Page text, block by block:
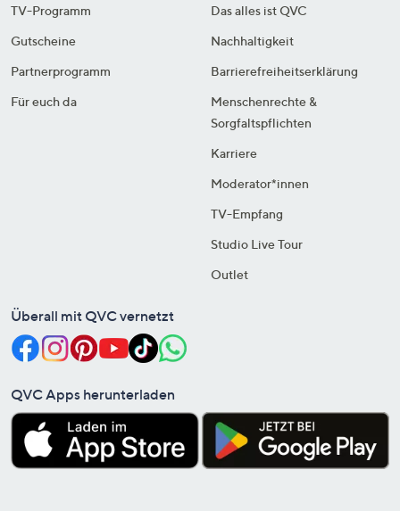
TV-Programm
Gutscheine
Partnerprogramm
Für euch da
Das alles ist QVC
Nachhaltigkeit
Barrierefreiheitserklärung
Menschenrechte &
Sorgfaltspflichten
Karriere
Moderator*innen
TV-Empfang
Studio Live Tour
Outlet
Überall mit QVC vernetzt
QVC Apps herunterladen